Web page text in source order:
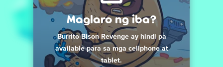
Maglaro ng iba?
Burrito Bison Revenge ay hindi pa
available para sa mga cellphone at
tablet.